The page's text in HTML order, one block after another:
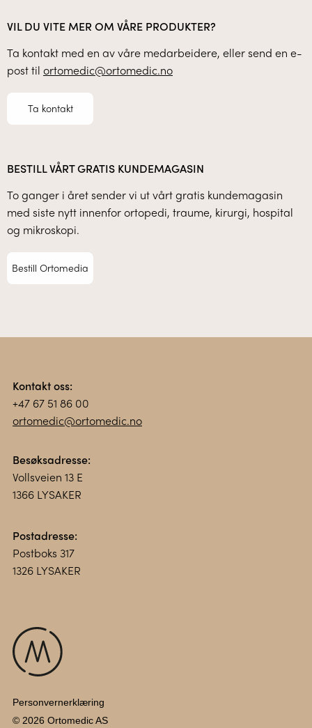
VIL DU VITE MER OM VÅRE PRODUKTER?
Ta kontakt med en av våre medarbeidere, eller send en e-
post til ortomedic@ortomedic.no
Ta kontakt
BESTILL VÅRT GRATIS KUNDEMAGASIN
To ganger i året sender vi ut vårt gratis kundemagasin
med siste nytt innenfor ortopedi, traume, kirurgi, hospital
og mikroskopi.
Bestill Ortomedia
Kontakt oss:
+47 67 51 86 00
ortomedic@ortomedic.no
Besøksadresse:
Vollsveien 13 E
1366 LYSAKER
Postadresse:
Postboks 317
1326 LYSAKER
Personvernerklæring
© 2026 Ortomedic AS